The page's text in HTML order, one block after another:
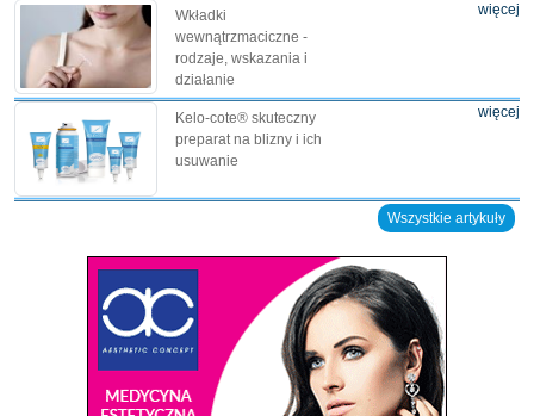
Wkładki
wewnątrzmaciczne -
rodzaje, wskazania i
działanie
więcej
Kelo-cote® skuteczny
preparat na blizny i ich
usuwanie
więcej
Wszystkie artykuły